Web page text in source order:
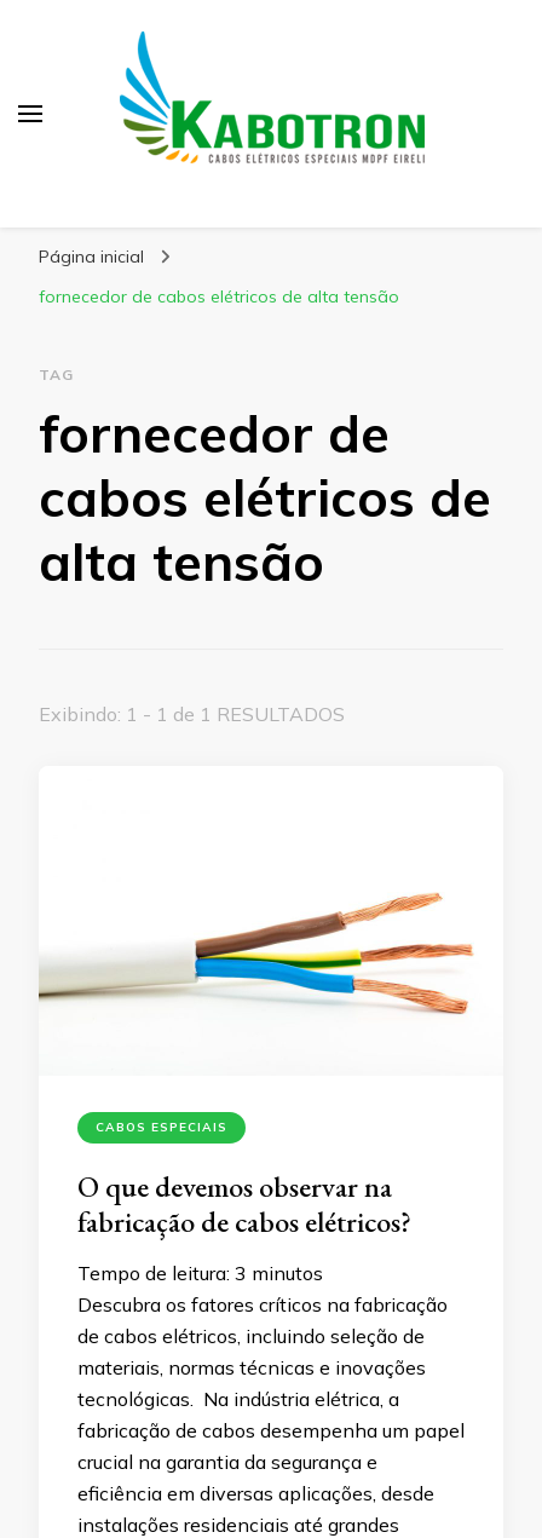
Página inicial
fornecedor de cabos elétricos de alta tensão
TAG
fornecedor de
cabos elétricos de
alta tensão
Exibindo: 1 - 1 de 1 RESULTADOS
CABOS ESPECIAIS
O que devemos observar na
fabricação de cabos elétricos?
Tempo de leitura: 3 minutos
Descubra os fatores críticos na fabricação
de cabos elétricos, incluindo seleção de
materiais, normas técnicas e inovações
tecnológicas. Na indústria elétrica, a
fabricação de cabos desempenha um papel
crucial na garantia da segurança e
eficiência em diversas aplicações, desde
instalações residenciais até grandes